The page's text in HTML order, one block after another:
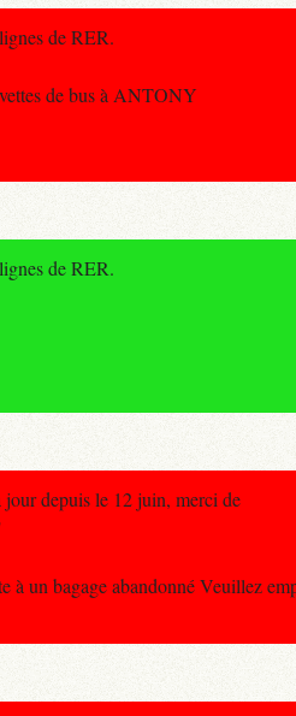
de RER.
de bus à ANTONY
de RER.
depuis le 12 juin, merci de
un bagage abandonné Veuillez